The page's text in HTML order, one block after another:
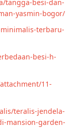
tangga-besi-dan-
yasmin-bogor/
terbaru-
besi-h-
11-
teralis-jendela-
mansion-garden-